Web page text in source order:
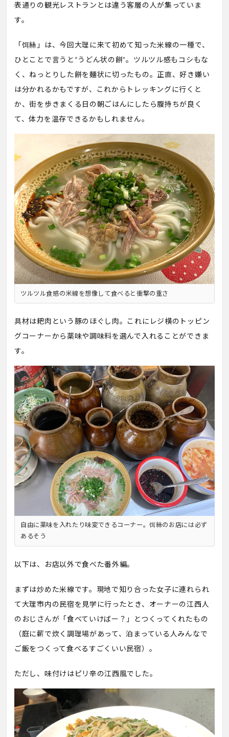
表通りの観光レストランとは違う客層の人が集っていま
す。
「饵絲」は、今回大理に来て初めて知った米線の一種で、
ひとことで言うと“うどん状の餅”。ツルツル感もコシもな
く、ねっとりした餅を麺状に切ったもの。正直、好き嫌い
は分かれるかもですが、これからトレッキングに行くと
か、街を歩きまくる日の朝ごはんにしたら腹持ちが良く
て、体力を温存できるかもしれません。
ツルツル食感の米線を想像して食べると衝撃の重さ
具材は耙肉という豚のほぐし肉。これにレジ横のトッピン
グコーナーから薬味や調味料を選んで入れることができま
す。
自由に薬味を入れたり味変できるコーナー。饵絲のお店には必ず
あるそう
以下は、お店以外で食べた番外編。
まずは炒めた米線です。現地で知り合った女子に連れられ
て大理市内の民宿を見学に行ったとき、オーナーの江西人
のおじさんが「食べていけばー？」とつくってくれたもの
（庭に薪で炊く調理場があって、泊まっている人みんなで
ご飯をつくって食べるすごくいい民宿）。
ただし、味付けはピリ辛の江西風でした。